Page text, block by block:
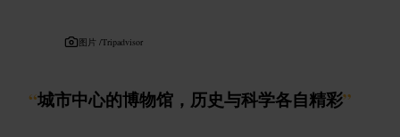
图片 /Tripadvisor
“城市中心的博物馆，历史与科学各自精彩”